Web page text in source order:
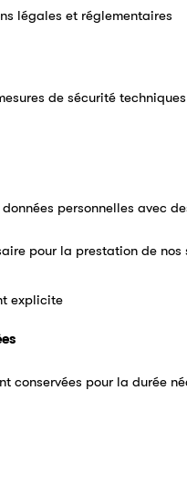
légales et réglementaires
de sécurité
personnelles avec
pour la prestation de
explicite
conservées pour la durée